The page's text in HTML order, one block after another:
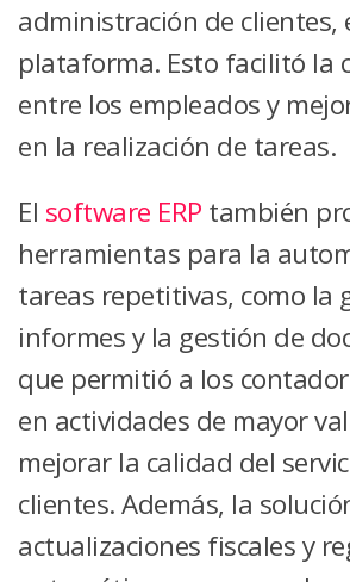
administración de clientes,
plataforma. Esto facilitó la
entre los empleados y
en la realización de tareas.
El software ERP también
herramientas para la
tareas repetitivas, como la
informes y la gestión de
que permitió a los
en actividades de mayor
mejorar la calidad del
clientes. Además, la
actualizaciones fiscales y